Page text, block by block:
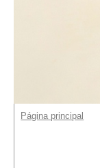
Página principal